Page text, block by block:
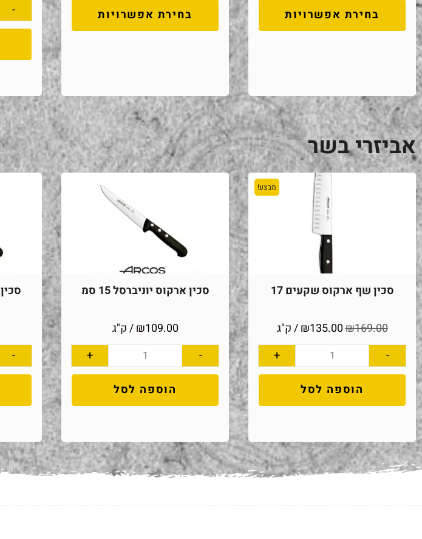
בחירת אפשרויות
בחירת אפשרויות
-
אביזרי בשר
מבצע!
סכין שף ארקוס שקעים 17
₪169.00
₪135.00 / ק"ג
-
+
הוספה לסל
סכין ארקוס יוניברסל 15 סמ
₪109.00 / ק"ג
-
+
הוספה לסל
סכין
-